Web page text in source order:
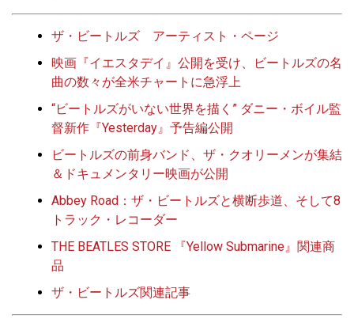
ザ・ビートルズ アーティスト・ページ
映画『イエスタデイ』公開を受け、ビートルズの名
曲の数々が全米チャートに急浮上
“ビートルズがいない世界を描く” ダニー・ボイル監
督新作『Yesterday』予告編公開
ビートルズの前身バンド、ザ・クオリーメンが集結
＆ドキュメンタリー映画が公開
Abbey Road：ザ・ビートルズと横断歩道、そして8
トラック・レコーダー
THE BEATLES STORE 『Yellow Submarine』関連商
品
ザ・ビートルズ関連記事